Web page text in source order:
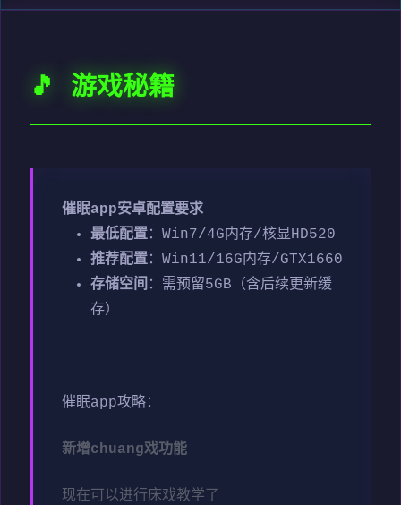
🎵 游戏秘籍
催眠app安卓配置要求
​最低配置​​：Win7/4G内存/核显HD520
​推荐配置​​：Win11/16G内存/GTX1660
​存储空间​ ​：需预留5GB（含后续更新缓
存）
催眠app攻略：
新增chuang戏功能
现在可以进行床戏教学了